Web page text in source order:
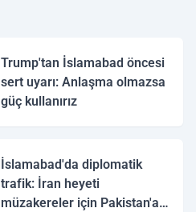
Trump'tan İslamabad öncesi
sert uyarı: Anlaşma olmazsa
güç kullanırız
İslamabad'da diplomatik
trafik: İran heyeti
müzakereler için Pakistan'a